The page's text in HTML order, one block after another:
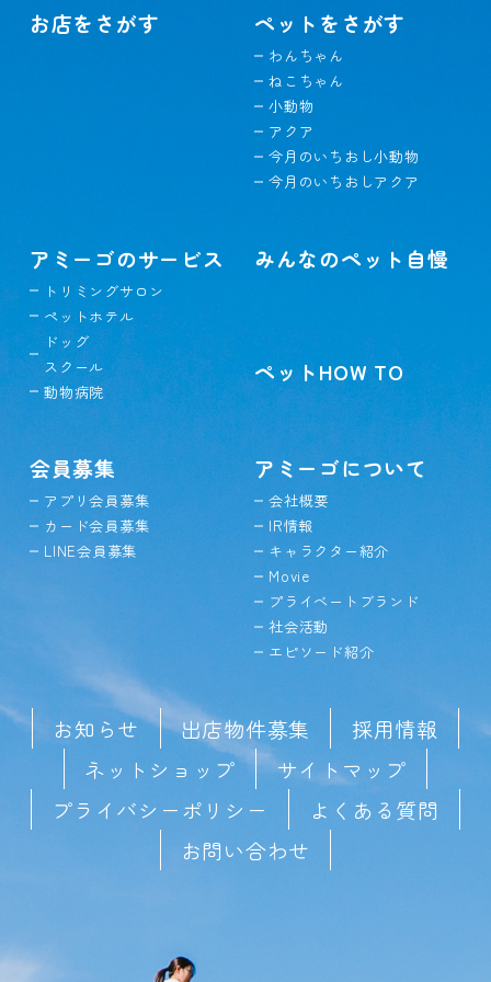
お店をさがす ペットをさがす
わんちゃん
ねこちゃん
小動物
アクア
今月のいちおし小動物
今月のいちおしアクア
アミーゴのサービス
トリミングサロン
ペットホテル
ドッグ
スクール
動物病院
みんなのペット自慢
ペットHOW TO
会員募集
アプリ会員募集
カード会員募集
LINE会員募集
アミーゴについて
会社概要
IR情報
キャラクター紹介
Movie
プライベートブランド
社会活動
エピソード紹介
お知らせ 出店物件募集
採用情報
ネットショップ
サイトマップ
プライバシーポリシー
よくある質問
お問い合わせ